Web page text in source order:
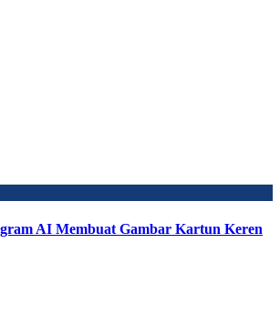
AI Membuat Gambar Kartun Keren